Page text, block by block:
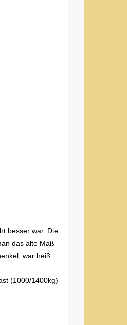
besser war. Die
das alte Maß
war heiß
(1000/1400kg)